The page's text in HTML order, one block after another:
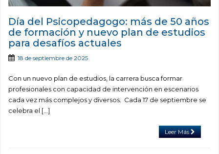
Día del Psicopedagogo: más de 50 años
de formación y nuevo plan de estudios
para desafíos actuales
18 de septiembre de 2025
Con un nuevo plan de estudios, la carrera busca formar
profesionales con capacidad de intervención en escenarios
cada vez más complejos y diversos. Cada 17 de septiembre se
celebra el […]
Leer Más